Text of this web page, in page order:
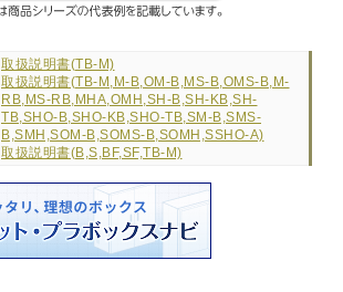
取扱説明書(TB-M)
取扱説明書(TB-M,M-B,OM-B,MS-B,OMS-B,M-
RB,MS-RB,MHA,OMH,SH-B,SH-KB,SH-
TB,SHO-B,SHO-KB,SHO-TB,SM-B,SMS-
B,SMH,SOM-B,SOMS-B,SOMH,SSHO-A)
取扱説明書(B,S,BF,SF,TB-M)